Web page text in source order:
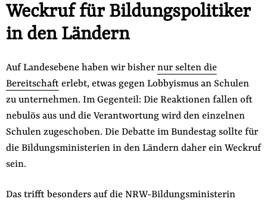
Weckruf für Bildungspolitiker
in den Ländern
Auf Landesebene haben wir bisher nur selten die
Bereitschafterlebt, etwas gegen Lobbyismus an Schulen
zu unternehmen. Im Gegenteil: Die Reaktionen fallen oft
nebulös aus und die Verantwortung wird den einzelnen
Schulen zugeschoben. Die Debatte im Bundestag sollte für
die Bildungsministerien in den Ländern daher ein Weckruf
sein.
Das trifft besonders auf die NRW-Bildungsministerin